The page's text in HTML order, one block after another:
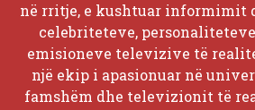
në rritje, e kushtuar informimit
celebriteteve,
emisioneve televizive të
një ekip i apasionuar në
famshëm dhe televizionit të